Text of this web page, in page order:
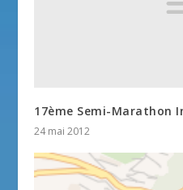
17ème Semi-Marathon
24 mai 2012